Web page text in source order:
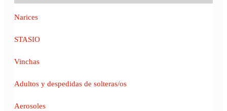
Narices
STASIO
Vinchas
Adultos y despedidas de solteras/os
Aerosoles